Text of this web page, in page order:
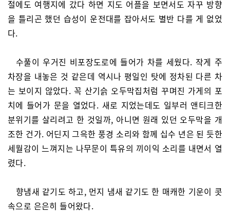
절에도 여행지에 갔다 하면 지도 어플을 보면서도 자꾸 방향
을 틀리곤 했던 습성이 운전대를 잡아서도 별반 다를 게 없었
다.
수풀이 우거진 비포장도로에 들어가 차를 세웠다. 작게 주
차장을 내놓은 것 같은데 역시나 평일인 탓에 정차된 다른 차
는 보이지 않았다. 꼭 산기슭 오두막집처럼 꾸며진 가게의 포
치에 들어가 문을 열었다. 새로 지었는데도 일부러 앤티크한
분위기를 살리려고 한 것일까, 아니면 원래 있던 오두막을 개
조한 건가. 어딘지 그윽한 풍경 소리와 함께 십수 년은 된 듯한
세월감이 느껴지는 나무문이 특유의 끼이익 소리를 내면서 열
렸다.
향냄새 같기도 하고, 먼지 냄새 같기도 한 매캐한 기운이 콧
속으로 은은히 들어왔다.